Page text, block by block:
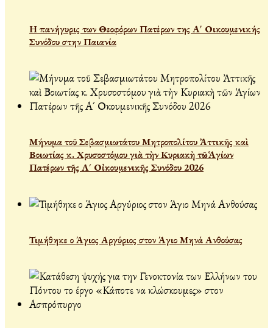
Η πανήγυρις των Θεοφόρων Πατέρων της Α' Οικουμενικής
Συνόδου στην Παιανία
Μήνυμα τοῦ Σεβασμιωτάτου Μητροπολίτου Ἀττικῆς καὶ
Βοιωτίας κ. Χρυσοστόμου γιὰ τὴν Κυριακὴ τῶν Ἁγίων
Πατέρων τῆς Α´ Οἰκουμενικῆς Συνόδου 2026
Τιμήθηκε ο Άγιος Αργύριος στον Άγιο Μηνά Ανθούσας